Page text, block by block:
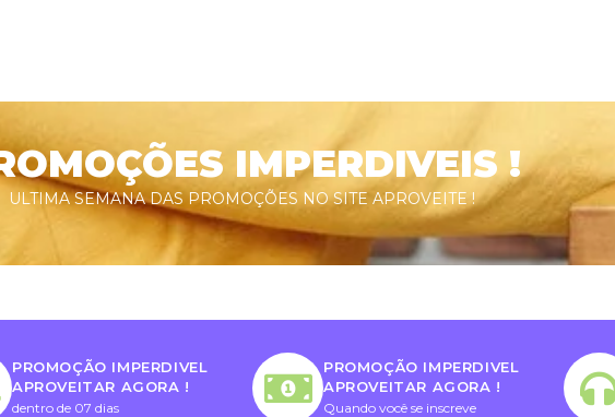
IMPERDIVEIS !
ULTIMA SEMANA DAS PROMOÇÕES NO SITE APROVEITE !
PROMOÇÃO IMPERDIVEL
APROVEITAR AGORA !
dentro de 07 dias
PROMOÇÃO IMPERDIVEL
APROVEITAR AGORA !
Quando você se inscreve